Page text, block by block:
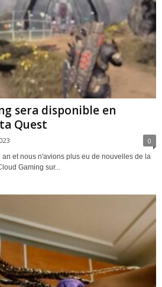
sera disponible en
Quest
0
et nous n'avions plus eu de nouvelles de la
Gaming sur...